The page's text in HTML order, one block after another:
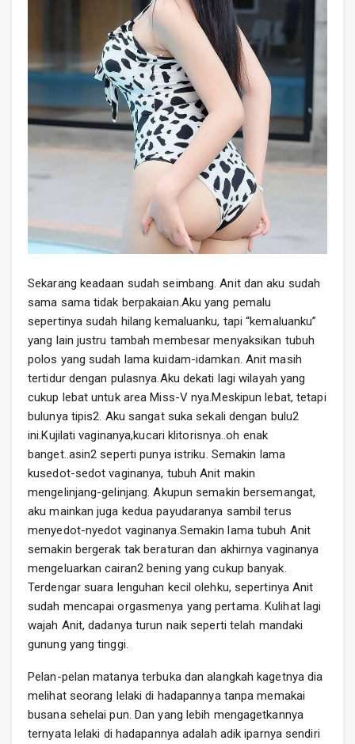
Sekarang keadaan sudah seimbang. Anit dan aku sudah
sama sama tidak berpakaian.Aku yang pemalu
sepertinya sudah hilang kemaluanku, tapi “kemaluanku”
yang lain justru tambah membesar menyaksikan tubuh
polos yang sudah lama kuidam-idamkan. Anit masih
tertidur dengan pulasnya.Aku dekati lagi wilayah yang
cukup lebat untuk area Miss-V nya.Meskipun lebat, tetapi
bulunya tipis2. Aku sangat suka sekali dengan bulu2
ini.Kujilati vaginanya,kucari klitorisnya..oh enak
banget..asin2 seperti punya istriku. Semakin lama
kusedot-sedot vaginanya, tubuh Anit makin
mengelinjang-gelinjang. Akupun semakin bersemangat,
aku mainkan juga kedua payudaranya sambil terus
menyedot-nyedot vaginanya.Semakin lama tubuh Anit
semakin bergerak tak beraturan dan akhirnya vaginanya
mengeluarkan cairan2 bening yang cukup banyak.
Terdengar suara lenguhan kecil olehku, sepertinya Anit
sudah mencapai orgasmenya yang pertama. Kulihat lagi
wajah Anit, dadanya turun naik seperti telah mandaki
gunung yang tinggi.
Pelan-pelan matanya terbuka dan alangkah kagetnya dia
melihat seorang lelaki di hadapannya tanpa memakai
busana sehelai pun. Dan yang lebih mengagetkannya
ternyata lelaki di hadapannya adalah adik iparnya sendiri